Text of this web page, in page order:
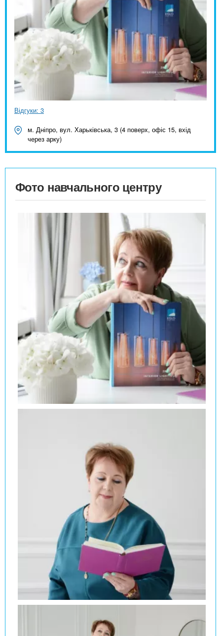
Відгуки: 3
м. Дніпро, вул. Харьківська, 3 (4 поверх, офіс 15, вхід
через арку)
Фото навчального центру